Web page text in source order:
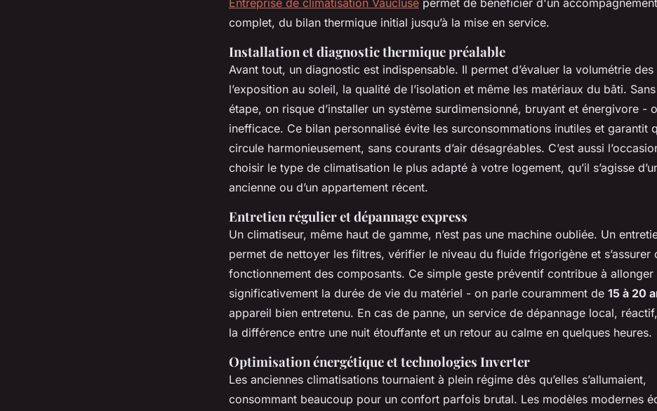
Entreprise de climatisation Vaucluse permet de bénéficier d'un
complet, du bilan thermique initial jusqu’à la mise en service.
Installation et diagnostic thermique préalable
Avant tout, un diagnostic est indispensable. Il permet d’évaluer la volumétrie des
l’exposition au soleil, la qualité de l’isolation et même les matériaux du bâti.
étape, on risque d’installer un système surdimensionné, bruyant et énergivore -
inefficace. Ce bilan personnalisé évite les surconsommations inutiles et garantit
circule harmonieusement, sans courants d’air désagréables. C’est aussi
choisir le type de climatisation le plus adapté à votre logement, qu’il s’agisse
ancienne ou d’un appartement récent.
Entretien régulier et dépannage express
Un climatiseur, même haut de gamme, n’est pas une machine oubliée. Un
permet de nettoyer les filtres, vérifier le niveau du fluide frigorigène et s’assurer
fonctionnement des composants. Ce simple geste préventif contribue à allonger
significativement la durée de vie du matériel - on parle couramment de 15 à 20
appareil bien entretenu. En cas de panne, un service de dépannage local,
la différence entre une nuit étouffante et un retour au calme en quelques heures.
Optimisation énergétique et technologies Inverter
Les anciennes climatisations tournaient à plein régime dès qu’elles s’allumaient,
consommant beaucoup pour un confort parfois brutal. Les modèles modernes